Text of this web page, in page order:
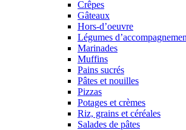
Crêpes
Gâteaux
Hors-d’oeuvre
Légumes
Marinades
Muffins
Pains sucrés
Pâtes et nouilles
Pizzas
Potages et crèmes
Riz, grains et céréales
Salades de pâtes